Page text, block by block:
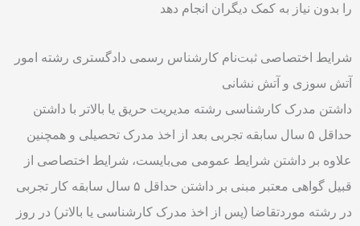
را بدون نیاز به کمک دیگران انجام دهد
شرایط اختصاصی ثبت‌نام کارشناس رسمی دادگستری رشته امور
آتش سوزی و آتش نشانی
داشتن مدرک کارشناسی رشته مدیریت حریق یا بالاتر با داشتن
حداقل ۵ سال سابقه تجربی بعد از اخذ مدرک تحصیلی و همچنین
علاوه بر داشتن شرایط عمومی می‌بایست، شرایط اختصاصی از
قبیل گواهی معتبر مبنی بر داشتن حداقل ۵ سال سابقه کار تجربی
در رشته موردتقاضا (پس از اخذ مدرک کارشناسی یا بالاتر) در روز